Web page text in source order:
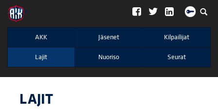
";
AKK Jäsenet Kilpailijat
Lajit Nuoriso Seurat
LAJIT